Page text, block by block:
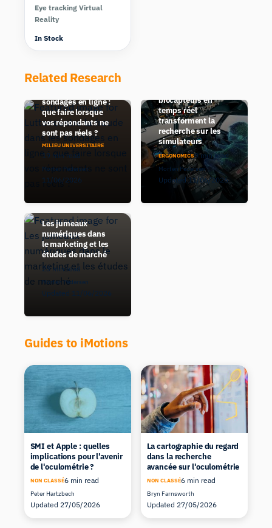
Eye tracking Virtual
Reality
In Stock
Related Research
Lutter contre la
sondages en ligne :
que faire lorsque
vos répondants ne
sont pas réels ?
MILIEU UNIVERSITAIRE
19 min read
Morten Pedersen
11/06/2026
biocapteurs en
temps réel
transforment la
recherche sur les
simulateurs
ERGONOMICS9 min read
Morten Pedersen
Updated 11/06/2026
Les jumeaux
numériques dans
le marketing et les
études de marché
23 min read
Morten Pedersen
Updated 11/06/2026
Guides to iMotions
SMI et Apple : quelles
implications pour l'avenir
de l'oculométrie ?
NON CLASSÉ6 min read
Peter Hartzbech
Updated 27/05/2026
La cartographie du regard
dans la recherche
avancée sur l'oculométrie
NON CLASSÉ6 min read
Bryn Farnsworth
Updated 27/05/2026